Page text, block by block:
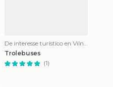
De interesse turístico en Vilnius
Trolebuses
(1)